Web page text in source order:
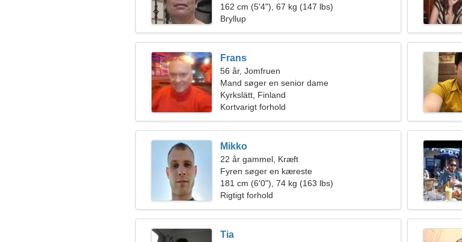
162 cm (5'4"), 67 kg (147 lbs)
Bryllup
Frans
56 år, Jomfruen
Mand søger en senior dame
Kyrkslätt, Finland
Kortvarigt forhold
Mikko
22 år gammel, Kræft
Fyren søger en kæreste
181 cm (6'0"), 74 kg (163 lbs)
Rigtigt forhold
Tia